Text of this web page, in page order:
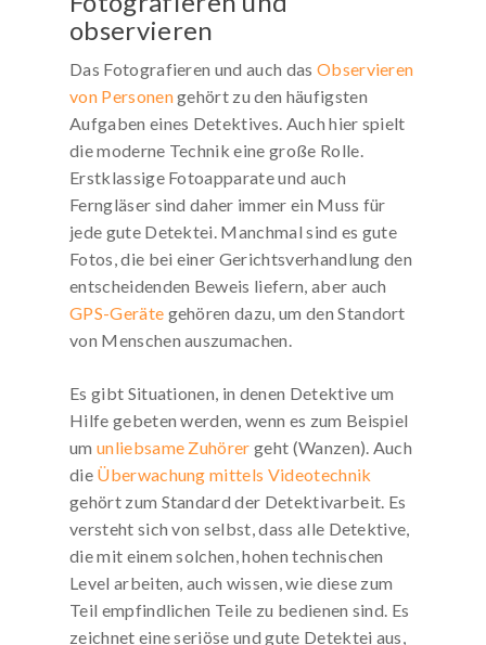
observieren
Das Fotografieren und auch das Observieren
von Personengehört zu den häufigsten
Aufgaben eines Detektives. Auch hier spielt
die moderne Technik eine große Rolle.
Erstklassige Fotoapparate und auch
Ferngläser sind daher immer ein Muss für
jede gute Detektei. Manchmal sind es gute
Fotos, die bei einer Gerichtsverhandlung den
entscheidenden Beweis liefern, aber auch
GPS-Geräte gehören dazu, um den Standort
von Menschen auszumachen.
Es gibt Situationen, in denen Detektive um
Hilfe gebeten werden, wenn es zum Beispiel
um unliebsame Zuhörer geht (Wanzen). Auch
die Überwachung mittels Videotechnik
gehört zum Standard der Detektivarbeit. Es
versteht sich von selbst, dass alle Detektive,
die mit einem solchen, hohen technischen
Level arbeiten, auch wissen, wie diese zum
Teil empfindlichen Teile zu bedienen sind. Es
zeichnet eine seriöse und gute Detektei aus,